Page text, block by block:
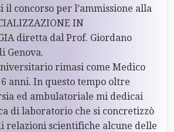
concorso per l’ammissione alla
IN
diretta dal Prof. Giordano
Genova.
rimasi come Medico
anni. In questo tempo oltre
ed ambulatoriale mi dedicai
di laboratorio che si concretizzò
relazioni scientifiche alcune delle